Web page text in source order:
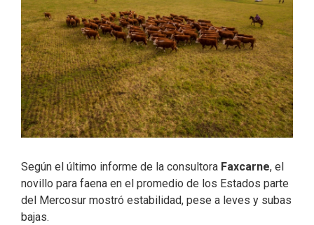
Según el último informe de la consultora Faxcarne, el
novillo para faena en el promedio de los Estados parte
del Mercosur mostró estabilidad, pese a leves y subas
bajas.